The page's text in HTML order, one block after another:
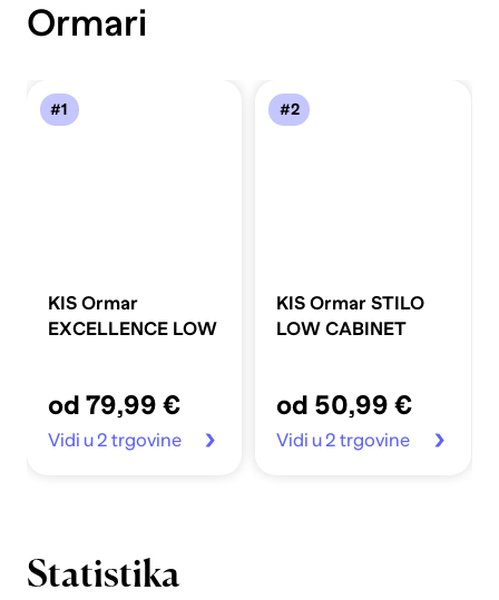
Ormari
#1
KIS Ormar
EXCELLENCE LOW
od 79,99 €
Vidi u 2 trgovine
#2
KIS Ormar STILO
LOW CABINET
od 50,99 €
Vidi u 2 trgovine
Statistika